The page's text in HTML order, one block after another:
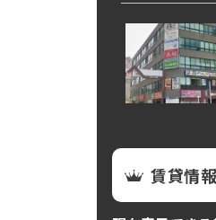
賃貸情報